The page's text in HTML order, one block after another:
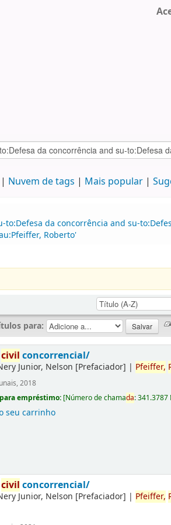
Nuvem de tags Mais popular
da concorrência and su-
Roberto'
para:
civil concorrencial/
Junior, Nelson [Prefaciador] | Pfeiffer,
2018
empréstimo: [Número de chamada:341.3787
seu carrinho
civil concorrencial/
Junior, Nelson [Prefaciador] | Pfeiffer,